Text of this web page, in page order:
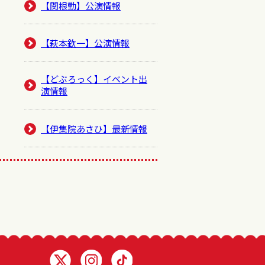
【関根勤】公演情報
【萩本欽一】公演情報
【どぶろっく】イベント出
演情報
【伊集院あさひ】最新情報
Twitter 浅井企画Instagram 浅井企画